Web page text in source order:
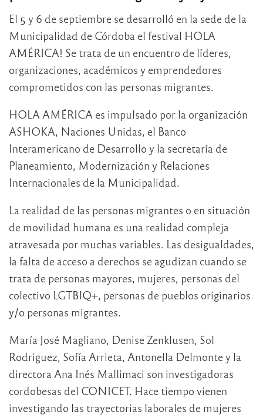
El 5 y 6 de septiembre se desarrolló en la sede de la
Municipalidad de Córdoba el festival HOLA
AMÉRICA! Se trata de un encuentro de líderes,
organizaciones, académicos y emprendedores
comprometidos con las personas migrantes.
HOLA AMÉRICA es impulsado por la organización
ASHOKA, Naciones Unidas, el Banco
Interamericano de Desarrollo y la secretaría de
Planeamiento, Modernización y Relaciones
Internacionales de la Municipalidad.
La realidad de las personas migrantes o en situación
de movilidad humana es una realidad compleja
atravesada por muchas variables. Las desigualdades,
la falta de acceso a derechos se agudizan cuando se
trata de personas mayores, mujeres, personas del
colectivo LGTBIQ+, personas de pueblos originarios
y/o personas migrantes.
María José Magliano, Denise Zenklusen, Sol
Rodriguez, Sofía Arrieta, Antonella Delmonte y la
directora Ana Inés Mallimaci son investigadoras
cordobesas del CONICET. Hace tiempo vienen
investigando las trayectorias laborales de mujeres